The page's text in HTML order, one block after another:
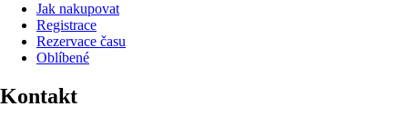
Jak nakupovat
Registrace
Rezervace času
Oblíbené
Kontakt